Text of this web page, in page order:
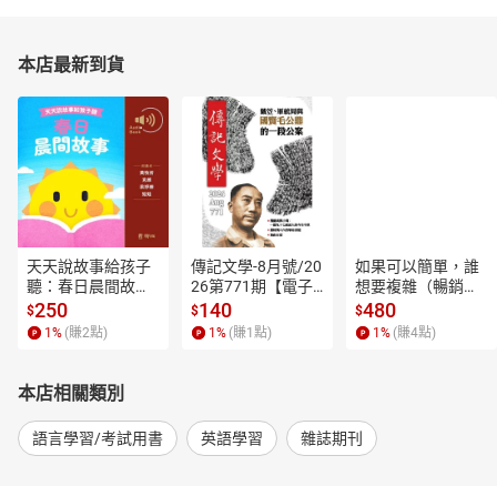
本店最新到貨
天天說故事給孩子
聽：春日晨間故事
【有聲書】
$250
1 % (賺2點)
傳記文學-8月號/20
26第771期【電子
書】
$140
1 % (賺1 點)
如果可以簡單，誰
想要複雜（暢銷經
典新編版）【電子
書】
$480
1 % (賺4點)
本店相關類別
語言學習/考試用書 英語學習 雜誌期刊